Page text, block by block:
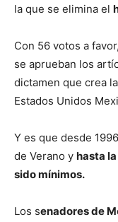
la que se elimina el
Con 56 votos a
se aprueban los
dictamen que crea
Estados Unidos
Y es que desde
de Verano y hasta
sido mínimos.
Los senadores de